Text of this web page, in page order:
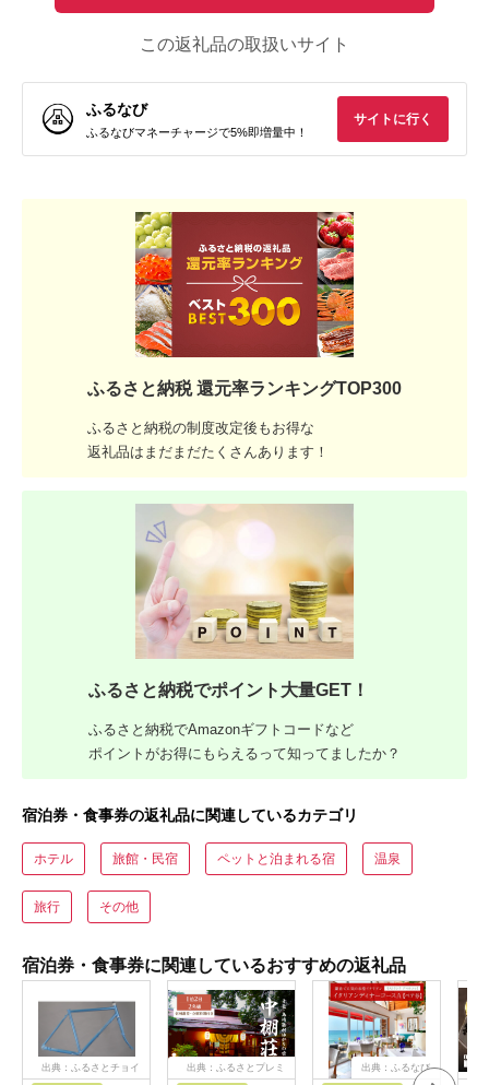
この返礼品の取扱いサイト
ふるなび
ふるなびマネーチャージで5%即増量中！
サイトに行く
ふるさと納税 還元率ランキングTOP300
ふるさと納税の制度改定後もお得な
返礼品はまだまだたくさんあります！
ふるさと納税でポイント大量GET！
ふるさと納税でAmazonギフトコードなど
ポイントがお得にもらえるって知ってましたか？
宿泊券・食事券の返礼品に関連しているカテゴリ
ホテル 旅館・民宿 ペットと泊まれる宿 温泉
旅行 その他
宿泊券・食事券に関連しているおすすめの返礼品
出典：ふるさとチョイ
出典：ふるさとプレミ
出典：ふるなび